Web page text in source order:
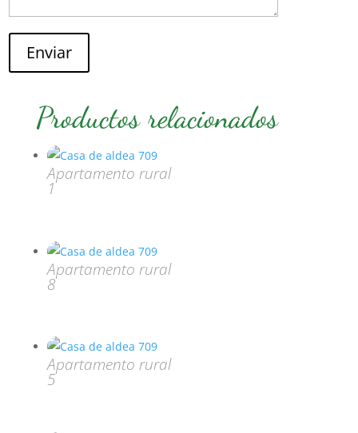
Enviar
Productos relacionados
Apartamento rural
1
Apartamento rural
8
Apartamento rural
5